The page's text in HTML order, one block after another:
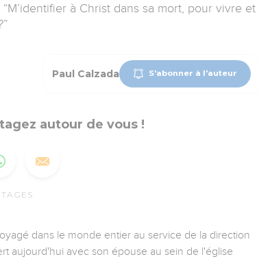
à Christ dans sa mort, pour vivre et
Paul Calzada S'abonner à l'auteur
autour de vous !
dans le monde entier au service de la direction
aujourd'hui avec son épouse au sein de l'église